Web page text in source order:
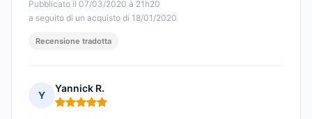
Pubblicato il 07/03/2020 à 21h20
a seguito di un acquisto di 18/01/2020
Recensione tradotta
Y
Yannick R.
Nota: 5 su 5